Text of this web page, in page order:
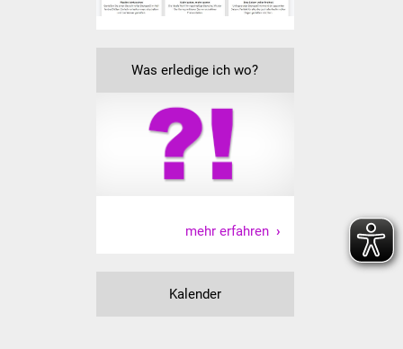
Volkshochschule
Soziale Einrichtungen
Kirchen
Jugendhaus
Was erledige ich wo?
mehr erfahren
Kalender